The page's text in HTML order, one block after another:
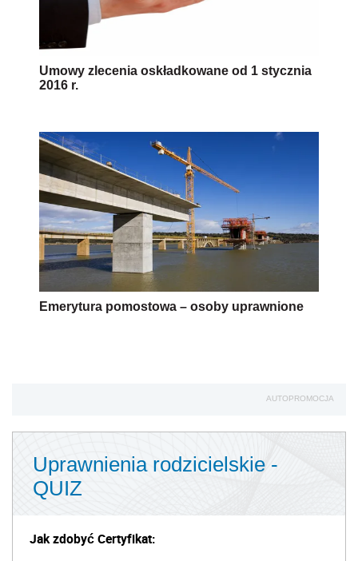
Umowy zlecenia oskładkowane od 1 stycznia
2016 r.
Emerytura pomostowa – osoby uprawnione
AUTOPROMOCJA
Uprawnienia rodzicielskie -
QUIZ
Jak zdobyć Certyfikat: